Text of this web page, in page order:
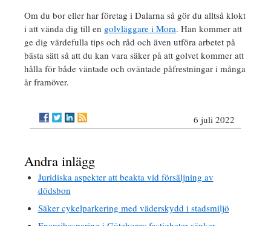
Om du bor eller har företag i Dalarna så gör du alltså klokt
i att vända dig till en golvläggare i Mora. Han kommer att
ge dig värdefulla tips och råd och även utföra arbetet på
bästa sätt så att du kan vara säker på att golvet kommer att
hålla för både väntade och oväntade påfrestningar i många
år framöver.
6 juli 2022
Andra inlägg
Juridiska aspekter att beakta vid försäljning av
dödsbon
Säker cykelparkering med väderskydd i stadsmiljö